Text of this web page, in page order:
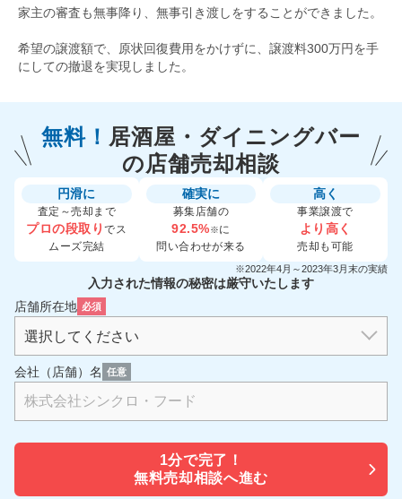
家主の審査も無事降り、無事引き渡しをすることができました。
希望の譲渡額で、原状回復費用をかけずに、譲渡料300万円を手
にしての撤退を実現しました。
無料！ 居酒屋・ダイニングバー
の店舗売却相談
円滑に
査定～売却まで
プロの段取りでス
ムーズ完結
確実に
募集店舗の
92.5%※に
問い合わせが来る
高く
事業譲渡で
より高く
売却も可能
※2022年4月～2023年3月末の実績
入力された情報の秘密は厳守いたします
店舗所在地 必須
会社（店舗）名 任意
1分で完了！
無料売却相談へ進む